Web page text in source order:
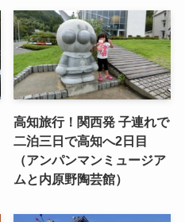
高知旅行！関西発 子連れで
二泊三日で高知へ2日目
（アンパンマンミュージア
ムと内原野陶芸館）